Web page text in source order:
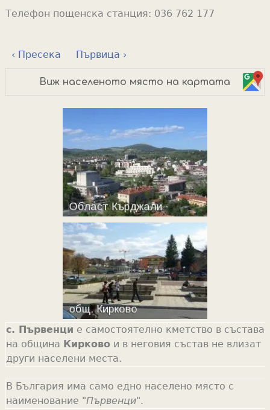
Телефон пощенска станция: 036 762 177
‹ Пресека Първица ›
Виж населеното място на картата
с. Първенци е самостоятелно кметство в състава
на община Кирковои в неговия състав не влизат
други населени места.
В България има само едно населено място с
наименование "Първенци".